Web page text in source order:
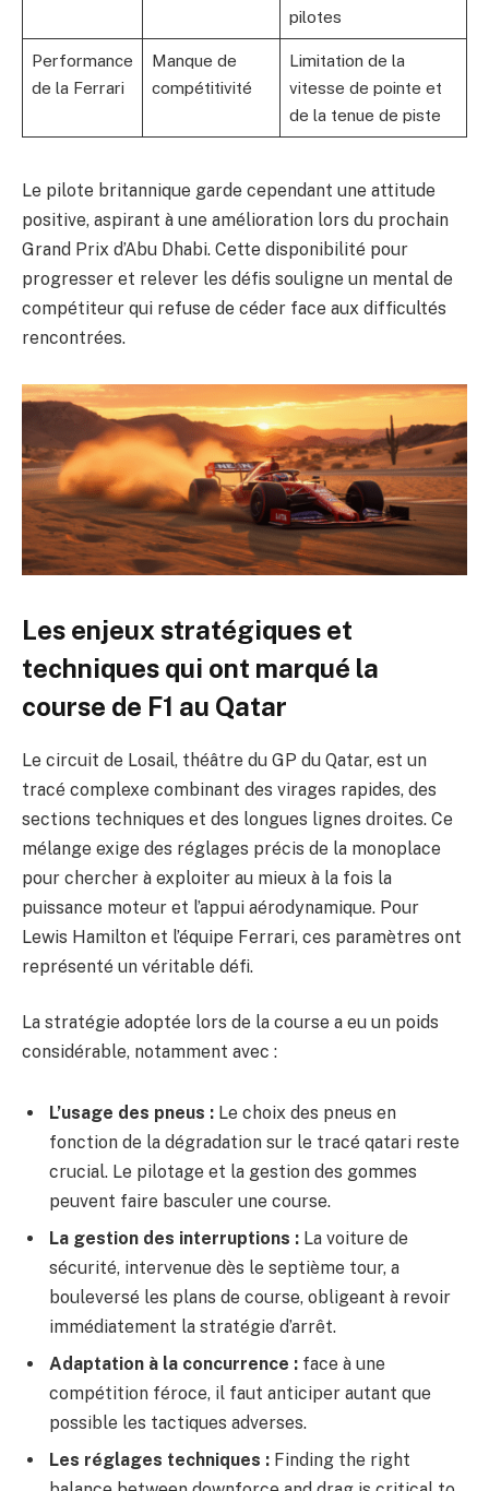
pilotes
Performance
de la Ferrari
Manque de
compétitivité
Limitation de la
vitesse de pointe et
de la tenue de piste
Le pilote britannique garde cependant une attitude
positive, aspirant à une amélioration lors du prochain
Grand Prix d’Abu Dhabi. Cette disponibilité pour
progresser et relever les défis souligne un mental de
compétiteur qui refuse de céder face aux difficultés
rencontrées.
Les enjeux stratégiques et
techniques qui ont marqué la
course de F1 au Qatar
Le circuit de Losail, théâtre du GP du Qatar, est un
tracé complexe combinant des virages rapides, des
sections techniques et des longues lignes droites. Ce
mélange exige des réglages précis de la monoplace
pour chercher à exploiter au mieux à la fois la
puissance moteur et l’appui aérodynamique. Pour
Lewis Hamilton et l’équipe Ferrari, ces paramètres ont
représenté un véritable défi.
La stratégie adoptée lors de la course a eu un poids
considérable, notamment avec :
L’usage des pneus : Le choix des pneus en
fonction de la dégradation sur le tracé qatari reste
crucial. Le pilotage et la gestion des gommes
peuvent faire basculer une course.
La gestion des interruptions : La voiture de
sécurité, intervenue dès le septième tour, a
bouleversé les plans de course, obligeant à revoir
immédiatement la stratégie d’arrêt.
Adaptation à la concurrence : face à une
compétition féroce, il faut anticiper autant que
possible les tactiques adverses.
Les réglages techniques : Finding the right